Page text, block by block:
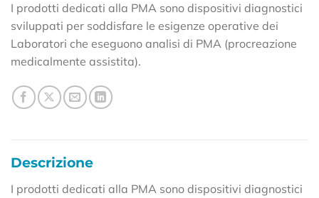
I prodotti dedicati alla PMA sono dispositivi diagnostici
sviluppati per soddisfare le esigenze operative dei
Laboratori che eseguono analisi di PMA (procreazione
medicalmente assistita).
Descrizione
I prodotti dedicati alla PMA sono dispositivi diagnostici